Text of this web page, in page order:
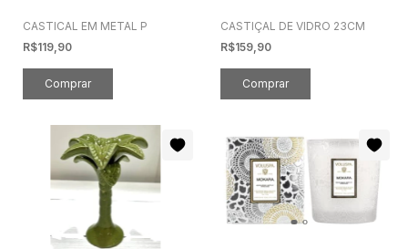
CASTICAL EM METAL P
R$119,90
CASTIÇAL DE VIDRO 23CM
R$159,90